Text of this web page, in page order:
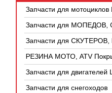
Запчасти для
Запчасти для МОПЕДОВ,
(КИТАЙ)
Запчасти для
РЕЗИНА МОТО, ATV
Запчасти для двигателей
Запчасти для снегоходов